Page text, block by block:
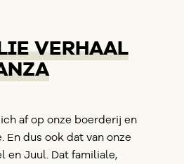
VERHAAL
af op onze boerderij en
En dus ook dat van onze
en Juul. Dat familiale,